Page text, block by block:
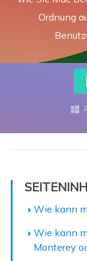
Ordnung

Wie kann
Wie kann
Monterey